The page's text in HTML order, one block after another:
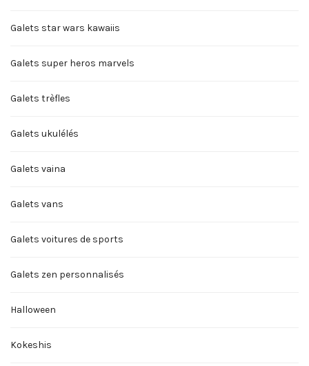
Galets star wars kawaiis
Galets super heros marvels
Galets trèfles
Galets ukulélés
Galets vaina
Galets vans
Galets voitures de sports
Galets zen personnalisés
Halloween
Kokeshis